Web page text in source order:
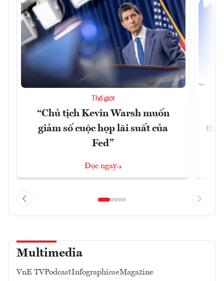
Thế giới
“Chủ tịch Kevin Warsh muốn
giảm số cuộc họp lãi suất của
Fed”
Đọc ngay
Multimedia
VnE TVPodcastInfographicseMagazine